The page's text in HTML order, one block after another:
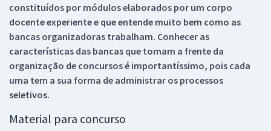
constituídos por módulos elaborados por um corpo
docente experiente e que entende muito bem como as
bancas organizadoras trabalham. Conhecer as
características das bancas que tomam a frente da
organização de concursos é importantíssimo, pois cada
uma tem a sua forma de administrar os processos
seletivos.
Material para concurso